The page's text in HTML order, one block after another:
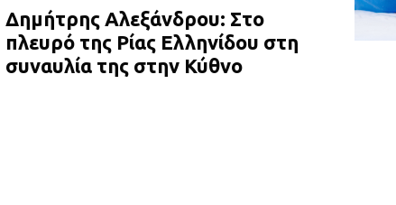
Δημήτρης Αλεξάνδρου: Στο
πλευρό της Ρίας Ελληνίδου στη
συναυλία της στην Κύθνο